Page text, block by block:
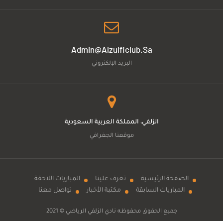
Admin@alzulficlub.sa
البريد الإلكتروني
الزلفي، المملكة العربية السعودية
موقعنا الجغرافي
الصفحة الرئيسية تعرف علينا
المباريات اللاحقة
المباريات السابقة
مكتبة الأخبار تواصل معنا
جميع الحقوق محفوظه نادي الزلفي الرياضي © 2021